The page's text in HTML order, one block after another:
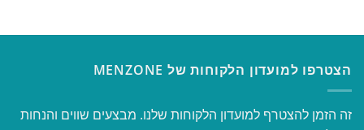
הצטרפו למועדון הלקוחות של MENZONE
זה הזמן להצטרף למועדון הלקוחות שלנו. מבצעים שווים והנחות